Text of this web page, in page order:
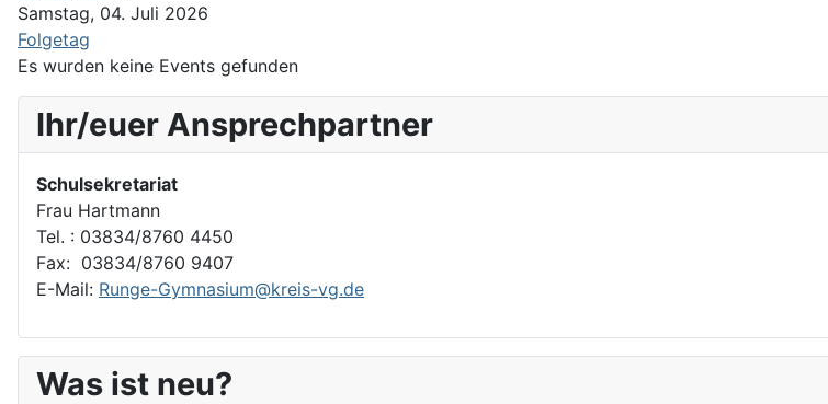
Samstag, 04. Juli 2026
Folgetag
Es wurden keine Events gefunden
Ihr/euer Ansprechpartner
Schulsekretariat
Frau Hartmann
Tel. : 03834/8760 4450
Fax: 03834/8760 9407
E-Mail: Runge-Gymnasium@kreis-vg.de
Was ist neu?